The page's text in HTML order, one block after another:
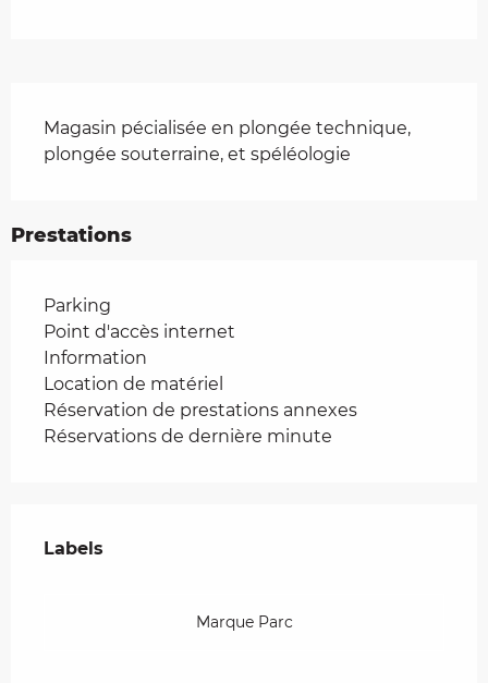
Magasin pécialisée en plongée technique,
plongée souterraine, et spéléologie
Prestations
Parking
Point d'accès internet
Information
Location de matériel
Réservation de prestations annexes
Réservations de dernière minute
Labels
Labels
Marque Parc